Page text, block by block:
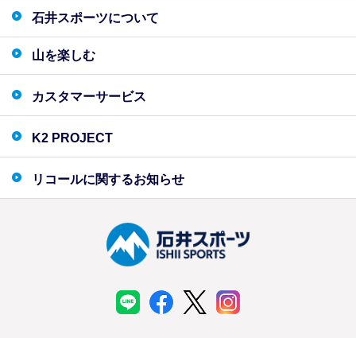
石井スポーツについて
山を楽しむ
カスタマーサービス
K2 PROJECT
リコールに関するお知らせ